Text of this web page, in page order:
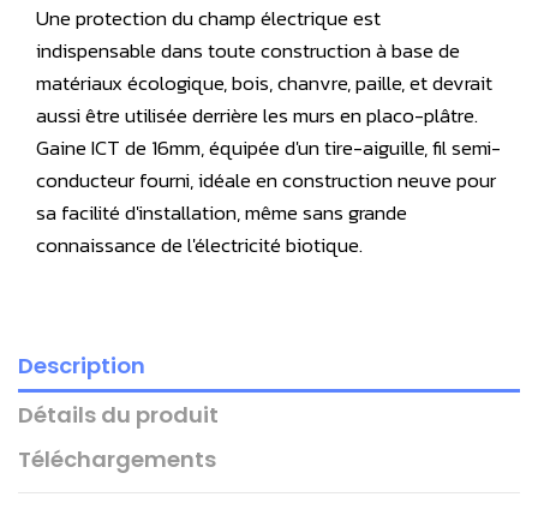
Une protection du champ électrique est
indispensable dans toute construction à base de
matériaux écologique, bois, chanvre, paille, et devrait
aussi être utilisée derrière les murs en placo-plâtre.
Gaine ICT de 16mm, équipée d'un tire-aiguille, fil semi-
conducteur fourni, idéale en construction neuve pour
sa facilité d'installation, même sans grande
connaissance de l'électricité biotique.
Description
Détails du produit
Téléchargements